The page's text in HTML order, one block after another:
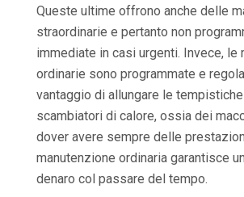
Queste ultime offrono anche delle
straordinarie e pertanto non
immediate in casi urgenti. Invece, le
ordinarie sono programmate e
vantaggio di allungare le
scambiatori di calore, ossia dei
dover avere sempre delle
manutenzione ordinaria garantisce
denaro col passare del tempo.